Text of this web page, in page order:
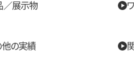
／展示物
他の実績